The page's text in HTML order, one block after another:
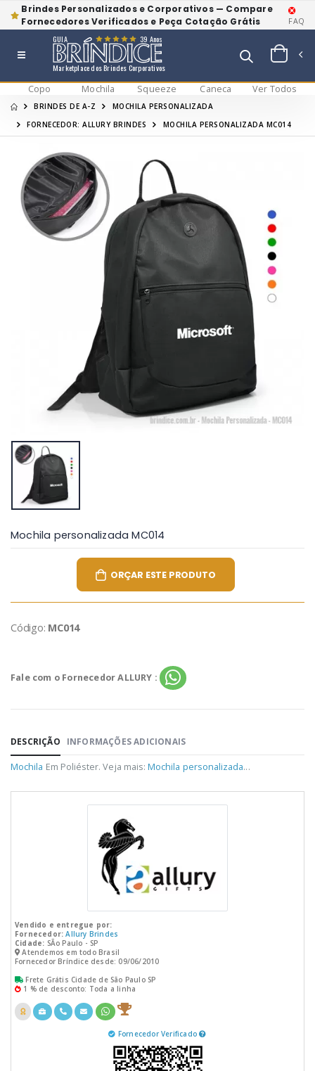
Brindes Personalizados e Corporativos — Compare
Fornecedores Verificados e Peça Cotação Grátis
FAQ
Marketplace dos Brindes Corporativos
GUIA 39 Anos
Copo Mochila Squeeze Caneca Ver Todos
BRINDES DE A-Z
MOCHILA PERSONALIZADA
FORNECEDOR: ALLURY BRINDES
MOCHILA PERSONALIZADA MC014
Mochila personalizada MC014
ORÇAR ESTE PRODUTO
Código: MC014
Fale com o Fornecedor ALLURY :
DESCRIÇÃO INFORMAÇÕES ADICIONAIS
Mochila Em Poliéster. Veja mais:Mochila personalizada...
Vendido e entregue por:
Fornecedor: Allury Brindes
Cidade: SÃo Paulo - SP
Atendemos em todo Brasil
Fornecedor Bríndice desde: 09/06/2010
Frete Grátis Cidade de São Paulo SP
1 % de desconto: Toda a linha
Fornecedor Verificado